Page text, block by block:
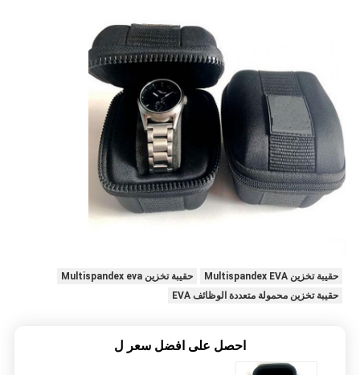
حقيبة تخزين Multispandex EVA
حقيبة تخزين Multispandex eva
حقيبة تخزين محمولة متعددة الوظائف EVA
احصل على افضل سعر ل